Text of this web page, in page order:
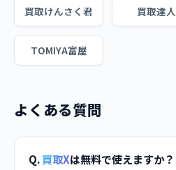
買取けんさく君 買取達人
TOMIYA富屋
よくある質問
Q.買取Xは無料で使えますか？